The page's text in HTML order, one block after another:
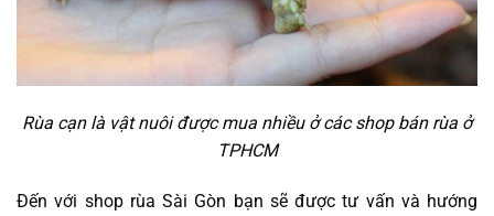
Rùa cạn là vật nuôi được mua nhiều ở các shop bán rùa ở
TPHCM
Đến với shop rùa Sài Gòn bạn sẽ được tư vấn và hướng